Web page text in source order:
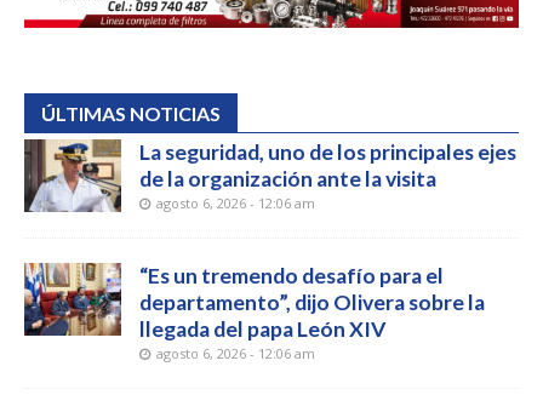
ÚLTIMAS NOTICIAS
La seguridad, uno de los principales ejes
de la organización ante la visita
agosto 6, 2026 - 12:06 am
“Es un tremendo desafío para el
departamento”, dijo Olivera sobre la
llegada del papa León XIV
agosto 6, 2026 - 12:06 am